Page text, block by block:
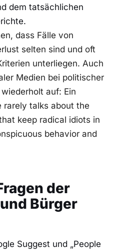
dem tatsächlichen
dass Fälle von
selten sind und oft
unterliegen. Auch
Medien bei politischer
auf: Ein
rarely talks about the
keep radical idiots in
behavior and
der
Bürger
Suggest und „People